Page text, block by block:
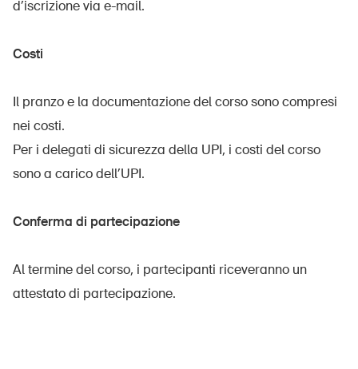
d’iscrizione via e-mail.
Costi
Il pranzo e la documentazione del corso sono compresi
nei costi.
Per i delegati di sicurezza della UPI, i costi del corso
sono a carico dell’UPI.
Conferma di partecipazione
Al termine del corso, i partecipanti riceveranno un
attestato di partecipazione.